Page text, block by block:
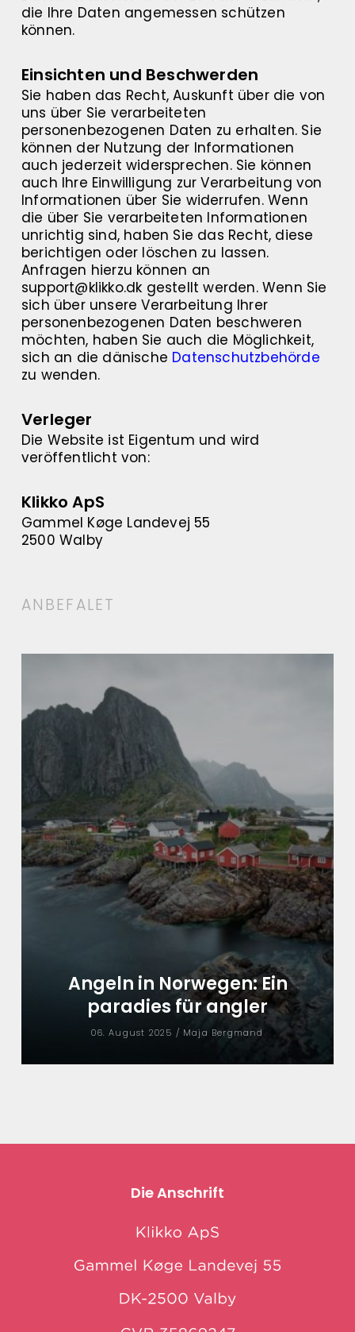
die Ihre Daten angemessen schützen
können.
Einsichten und Beschwerden
Sie haben das Recht, Auskunft über die von
uns über Sie verarbeiteten
personenbezogenen Daten zu erhalten. Sie
können der Nutzung der Informationen
auch jederzeit widersprechen. Sie können
auch Ihre Einwilligung zur Verarbeitung von
Informationen über Sie widerrufen. Wenn
die über Sie verarbeiteten Informationen
unrichtig sind, haben Sie das Recht, diese
berichtigen oder löschen zu lassen.
Anfragen hierzu können an
support@klikko.dk gestellt werden. Wenn Sie
sich über unsere Verarbeitung Ihrer
personenbezogenen Daten beschweren
möchten, haben Sie auch die Möglichkeit,
sich an die dänische Datenschutzbehörde
zu wenden.
Verleger
Die Website ist Eigentum und wird
veröffentlicht von:
Klikko ApS
Gammel Køge Landevej 55
2500 Walby
ANBEFALET
Angeln in Norwegen: Ein
paradies für angler
06. August 2025 / Maja Bergmand
Die Anschrift